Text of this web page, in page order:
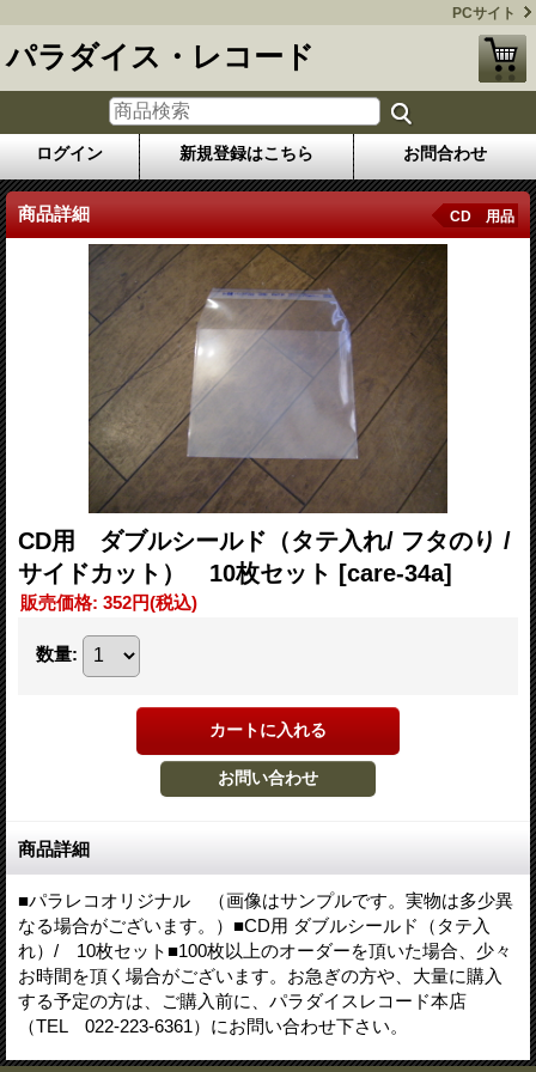
PCサイト
パラダイス・レコード
ログイン 新規登録はこちら お問合わせ
商品詳細 CD 用品
CD用 ダブルシールド（タテ入れ/ フタのり /
サイドカット） 10枚セット [care-34a]
販売価格: 352円(税込)
数量:
商品詳細
■パラレコオリジナル （画像はサンプルです。実物は多少異
なる場合がございます。）■CD用 ダブルシールド（タテ入
れ）/ 10枚セット■100枚以上のオーダーを頂いた場合、少々
お時間を頂く場合がございます。お急ぎの方や、大量に購入
する予定の方は、ご購入前に、パラダイスレコード本店
（TEL 022-223-6361）にお問い合わせ下さい。